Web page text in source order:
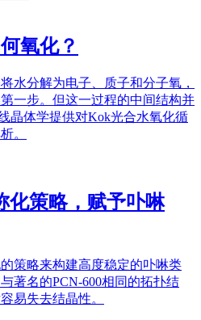
氧化？
水分解为电子、质子和分子氧，
一步。但这一过程的中间结构并
晶体学提供对Kok光合水氧化循
。
化策略，赋予卟啉
策略来构建高度稳定的卟啉类
著名的PCN-600相同的拓扑结
易失去结晶性。